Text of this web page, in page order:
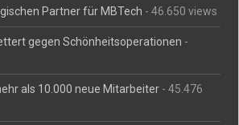
Partner für MBTech - 46.650 views
gegen Schönheitsoperationen -
als 10.000 neue Mitarbeiter - 45.476